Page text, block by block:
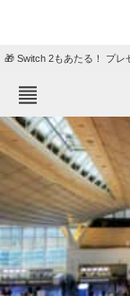
🎁 Switch 2もあたる！ プレ
ねとらぼメニュー
TOP
エンタメ
グルメ
住まい
動物